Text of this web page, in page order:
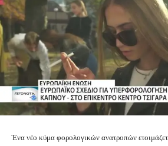
Ένα νέο κύμα φορολογικών ανατροπών